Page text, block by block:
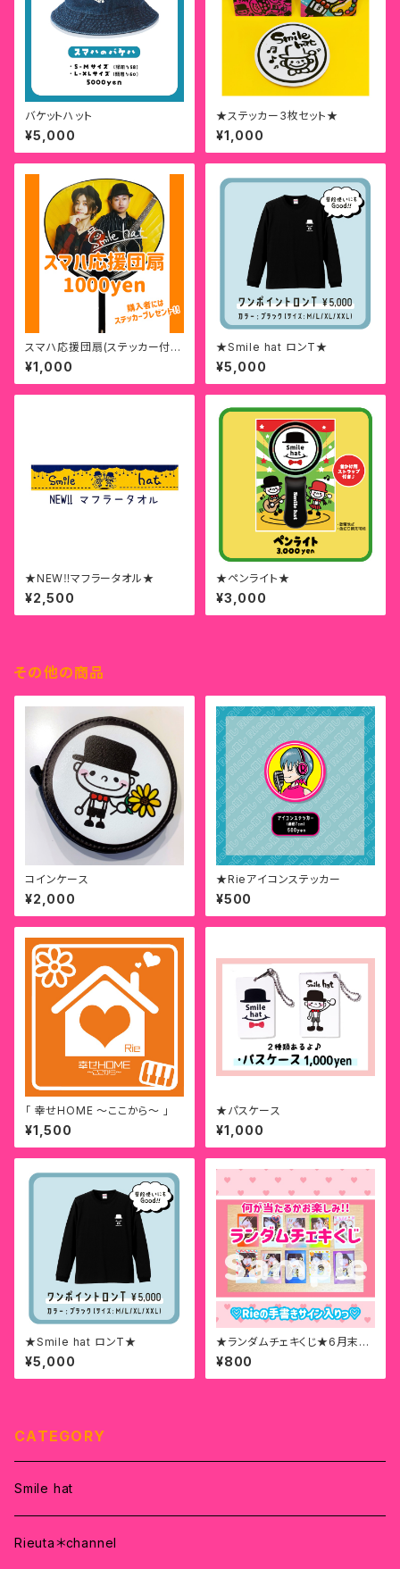
バケットハット
¥5,000
★ステッカー3枚セット★
¥1,000
スマハ応援団扇(ステッカー付
き)
¥1,000
★Smile hat ロンT★
¥5,000
★NEW‼︎マフラータオル★
¥2,500
★ペンライト★
¥3,000
その他の商品
コインケース
¥2,000
★Rieアイコンステッカー
¥500
「 幸せHOME 〜ここから〜 」
¥1,500
★パスケース
¥1,000
★Smile hat ロンT★
¥5,000
★ランダムチェキくじ★6月末ま
で限定販売!!
¥800
CATEGORY
Smile hat
Rieuta＊channel